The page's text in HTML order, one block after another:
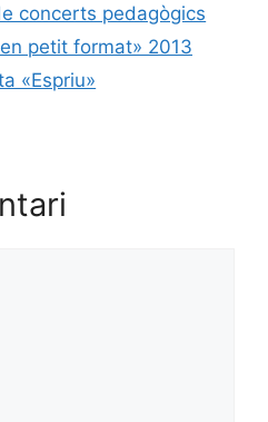
concerts pedagògics
petit format» 2013
«Espriu»